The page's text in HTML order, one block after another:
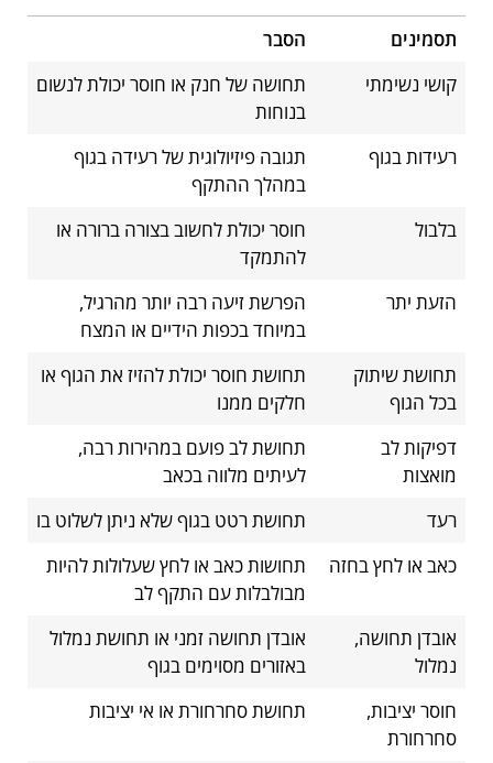
תסמינים
הסבר
קושי נשימתי
תחושה של חנק או חוסר יכולת לנשום
בנוחות
רעידות בגוף
תגובה פיזיולוגית של רעידה בגוף
במהלך ההתקף
בלבול
חוסר יכולת לחשוב בצורה ברורה או
להתמקד
הזעת יתר
הפרשת זיעה רבה יותר מהרגיל,
במיוחד בכפות הידיים או המצח
תחושת שיתוק
בכל הגוף
תחושת חוסר יכולת להזיז את הגוף או
חלקים ממנו
דפיקות לב
מואצות
תחושת לב פועם במהירות רבה,
לעיתים מלווה בכאב
רעד
תחושת רטט בגוף שלא ניתן לשלוט בו
כאב או לחץ בחזה
תחושות כאב או לחץ שעלולות להיות
מבולבלות עם התקף לב
אובדן תחושה,
נמלול
אובדן תחושה זמני או תחושת נמלול
באזורים מסוימים בגוף
חוסר יציבות,
סחרחורת
תחושת סחרחורת או אי יציבות